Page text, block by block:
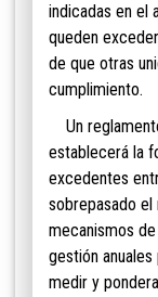
indicadas en el
queden
de que otras
cumplimiento.
Un
establecerá la
excedentes
sobrepasado el
mecanismos
gestión
medir y